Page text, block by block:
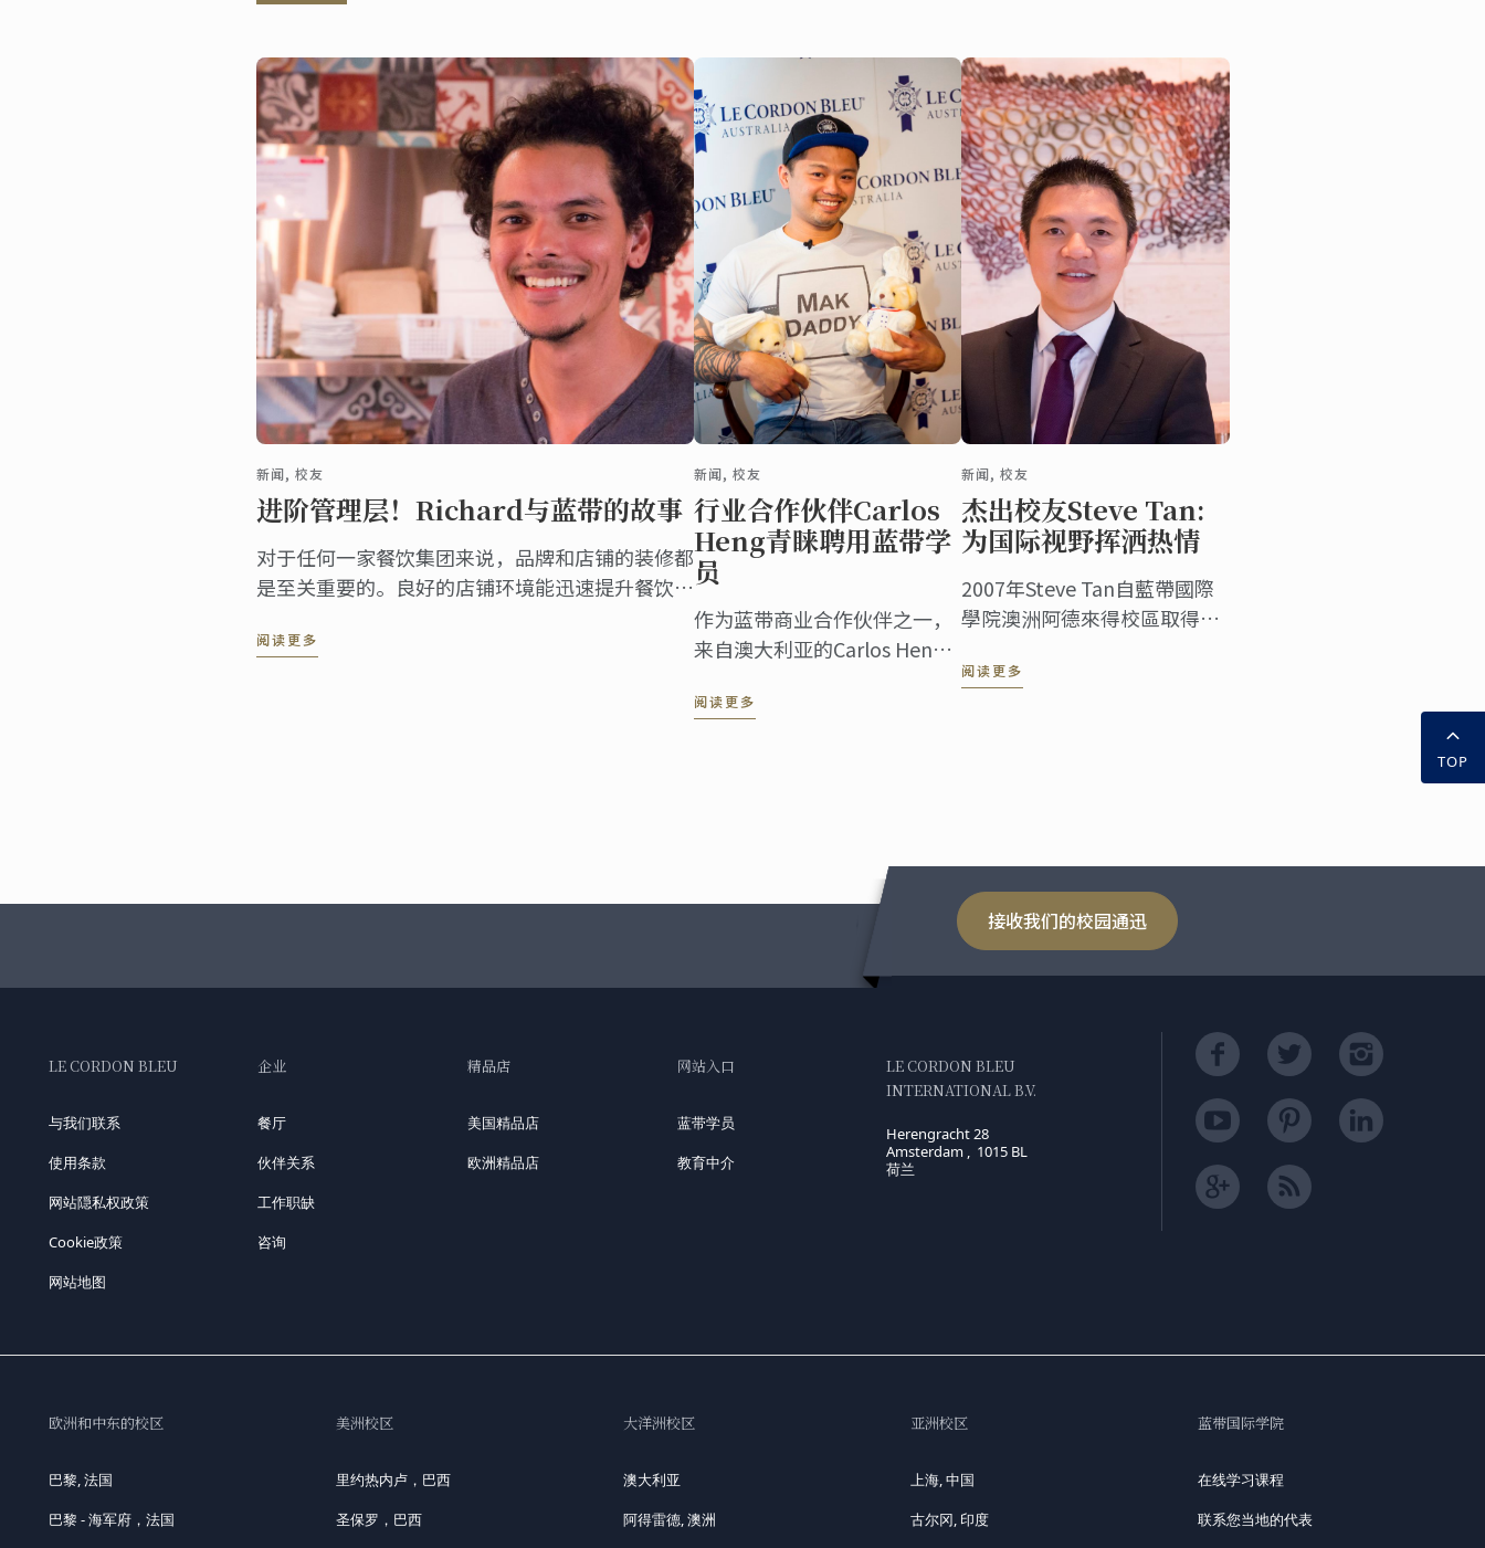
新闻, 校友
进阶管理层！Richard与蓝带的故事
对于任何一家餐饮集团来说，品牌和店铺的装修都
是至关重要的。良好的店铺环境能迅速提升餐饮企
餐的地方的第一印象。可以说，店铺装修和品牌运
阅读更多
新闻, 校友
行业合作伙伴Carlos
Heng青睐聘用蓝带学
员
作为蓝带商业合作伙伴之一，
来自澳大利亚的Carlos Heng
人。他创建自己的企业品牌以
阅读更多
新闻, 校友
杰出校友Steve Tan:
为国际视野挥洒热情
2007年Steve Tan自藍帶國際
學院澳洲阿德來得校區取得了
理），他的職業之路專註於全
阅读更多
接收我们的校园通迅
TOP
LE CORDON BLEU
与我们联系
使用条款
网站隠私权政策
Cookie政策
网站地图
企业
餐厅
伙伴关系
工作职缺
咨询
精品店
美国精品店
欧洲精品店
网站入口
蓝带学员
教育中介
LE CORDON BLEU
INTERNATIONAL B.V.
Herengracht 28
Amsterdam , 1015 BL
荷兰
欧洲和中东的校区
巴黎, 法国
巴黎 - 海军府，法国
美洲校区
里约热内卢，巴西
圣保罗，巴西
大洋洲校区
澳大利亚
阿得雷德, 澳洲
亚洲校区
上海, 中国
古尔冈, 印度
蓝带国际学院
在线学习课程
联系您当地的代表